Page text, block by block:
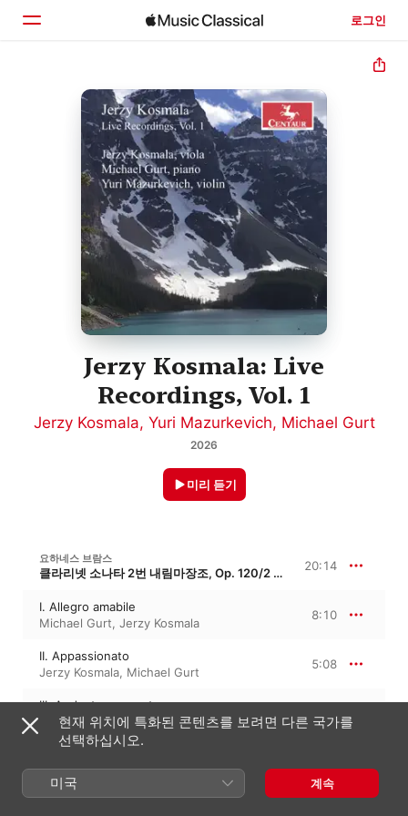
로그인
둘러보기
검색
Jerzy Kosmala: Live
Recordings, Vol. 1
Jerzy Kosmala, Yuri Mazurkevich, Michael Gurt
2026
미리 듣기
요하네스 브람스
클라리넷 소나타 2번 내림마장조, Op. 120/2 · ‘비올라 소나타 2번’ 20:14
I. Allegro amabile
Michael Gurt, Jerzy Kosmala
8:10
II. Appassionato
Jerzy Kosmala, Michael Gurt
5:08
III. Andante con moto
Michael Gurt,Jerzy Kosmala
6:56
막스 브루흐
현재 위치에 특화된 콘텐츠를 보려면 다른 국가를
선택하십시오.
미국 계속